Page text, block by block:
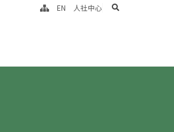
EN 人社中心 search